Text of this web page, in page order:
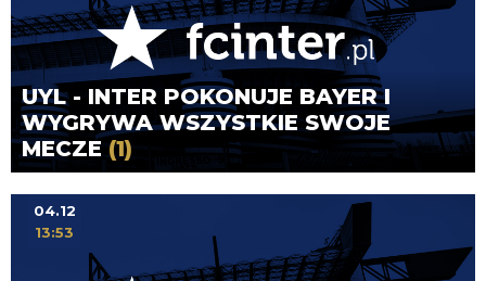
UYL - INTER POKONUJE BAYER I
WYGRYWA WSZYSTKIE SWOJE
MECZE (1)
04.12
13:53